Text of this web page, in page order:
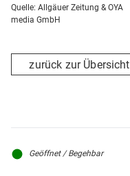
Quelle: Allgäuer Zeitung & OYA
media GmbH
zurück zur Übersicht
Geöffnet / Begehbar